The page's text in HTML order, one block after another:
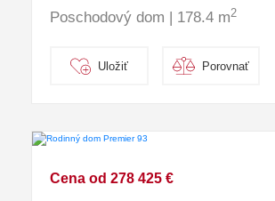
Poschodový dom | 178.4 m2
Uložiť Porovnať
Cena od 278 425 €